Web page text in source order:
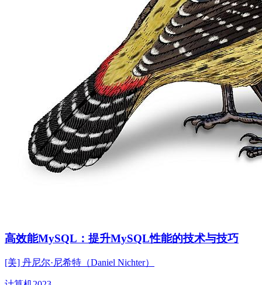
高效能MySQL：提升MySQL性能的技术与技巧
[美] 丹尼尔·尼希特（Daniel Nichter）